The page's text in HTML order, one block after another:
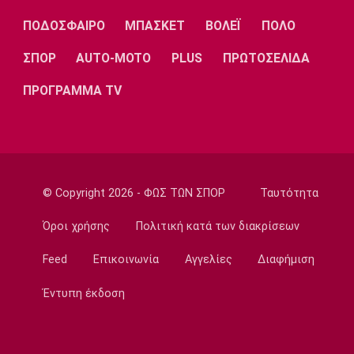
Ρήγα: «Τα κορίτσια δείχνουν έτοιμα να
Ποδόσφαιρο - Ελλάδα
προσθήκη κάθε ομάδας
ΠΑΟΚ: Χειρουργήθηκε ο Μεϊτέ
ΠΟΔΟΣΦΑΙΡΟ ΜΠΑΣΚΕΤ ΒΟΛΕΪ ΠΟΛΟ
ΣΠΟΡ AUTO-MOTO PLUS ΠΡΩΤΟΣΕΛΙΔΑ
ΠΡΟΓΡΑΜΜΑ TV
© Copyright 2026 - ΦΩΣ ΤΩΝ ΣΠΟΡ Ταυτότητα
Όροι χρήσης Πολιτική κατά των διακρίσεων
Feed Επικοινωνία Αγγελίες Διαφήμιση
Έντυπη έκδοση